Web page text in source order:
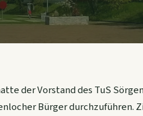
der Vorstand des TuS
Bürger durchzuführen.